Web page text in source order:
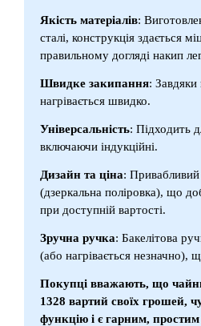
Якість матеріалів:
сталі, конструкція здається
правильному догляді накип
Швидке закипання:
нагрівається швидко.
Універсальність: Підходить
включаючи індукційні.
Дизайн та ціна: Привабливий
(дзеркальна поліровка), що
при доступній вартості.
Зручна ручка: Бакелітова
(або нагрівається незначно),
Покупці вважають, що
1328 вартий своїх грошей,
функцію і є гарним,